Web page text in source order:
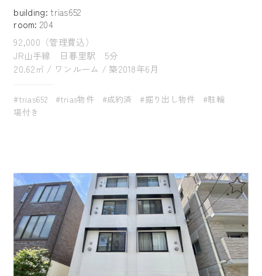
building: trias652
room: 204
92,000（管理費込）
JR山手線 日暮里駅 5分
20.62㎡ / ワンルーム / 築2018年6月
#trias652 #trias物件 #成約済 #掘り出し物件
#駐輪
場付き